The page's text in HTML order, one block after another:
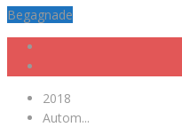
Begagnade
2018
Autom...